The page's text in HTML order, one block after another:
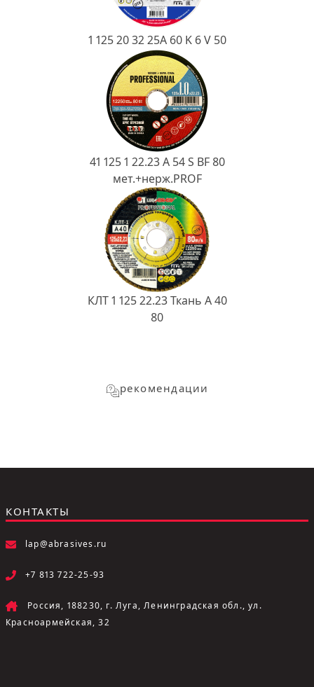
1 125 20 32 25А 60 K 6 V 50
41 125 1 22.23 A 54 S BF 80
мет.+нерж.PROF
КЛТ 1 125 22.23 Ткань A 40
80
рекомендации
КОНТАКТЫ
lap@abrasives.ru
+7 813 722-25-93
Россия, 188230, г. Луга, Ленинградская обл., ул.
Красноармейская, 32